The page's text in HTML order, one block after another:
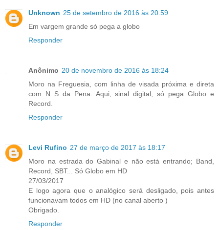
Unknown 25 de setembro de 2016 às 20:59
Em vargem grande só pega a globo
Responder
Anônimo 20 de novembro de 2016 às 18:24
Moro na Freguesia, com linha de visada próxima e direta
com N S da Pena. Aqui, sinal digital, só pega Globo e
Record.
Responder
Levi Rufino 27 de março de 2017 às 18:17
Moro na estrada do Gabinal e não está entrando; Band,
Record, SBT... Só Globo em HD
27/03/2017
E logo agora que o analógico será desligado, pois antes
funcionavam todos em HD (no canal aberto )
Obrigado.
Responder